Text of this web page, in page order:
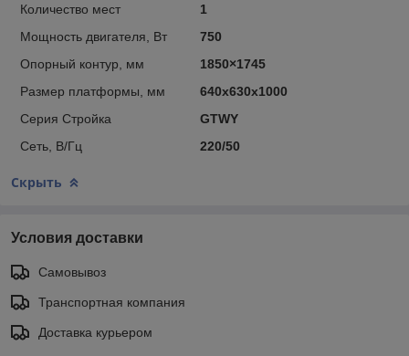
Количество мест
1
Мощность двигателя, Вт
750
Опорный контур, мм
1850×1745
Размер платформы, мм
640x630x1000
Серия Стройка
GTWY
Сеть, В/Гц
220/50
Скрыть
Условия доставки
Самовывоз
Транспортная компания
Доставка курьером